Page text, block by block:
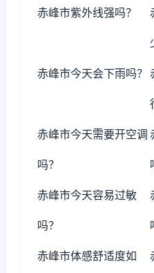
赤峰市紫外线强吗？
赤峰市今天会下雨吗？
赤峰市今天需要开空调
吗？
赤峰市今天容易过敏
吗？
赤峰市体感舒适度如